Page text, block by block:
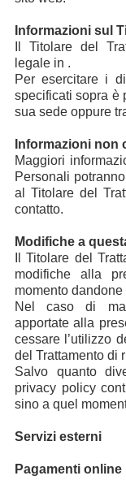
Informazioni sul
Il Titolare del
legale in .
Per esercitare i
specificati sopra è
sua sede oppure
Informazioni non
Maggiori
Personali
al Titolare del
contatto.
Modifiche a
Il Titolare del
modifiche alla
momento
Nel caso di
apportate alla
cessare l’utilizzo
del Trattamento di
Salvo quanto
privacy policy
sino a quel
Servizi esterni
Pagamenti online